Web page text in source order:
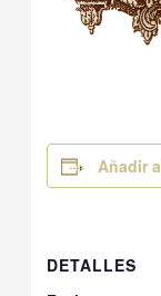
Añadir
DETALLES